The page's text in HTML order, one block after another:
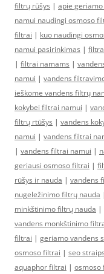
filtrų rūšys | apie
namui naudingi osmoso
filtrai | kuo naudingi
namui pasirinkimas |
| filtrai namams |
namui | vandens
ieškome vandens filtrų
kokybei filtrai namui |
filtrų rtūšys | vandens
namui | vandens filtrai
| vandens filtrai namui |
geriausi osmoso filtrai |
rūšys ir nauda | vandens
nugeležinimo filtrų nauda
minkštinimo filtrų nauda |
vandens monkštinimo
filtrai | geriamo vandens
osmoso filtrai | seo
aquaphor filtrai | osmoso